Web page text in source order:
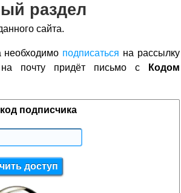
раздел
сайта.
необходимо подписаться на рассылку
почту придёт письмо с
Кодом
подписчика